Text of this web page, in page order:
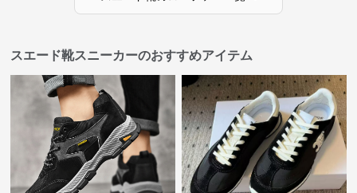
スエード靴スニーカーのおすすめアイテム